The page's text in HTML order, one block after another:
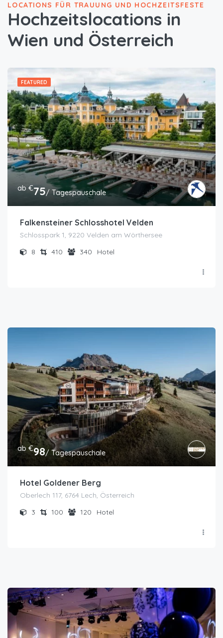
LOCATIONS FÜR TRAUUNG UND HOCHZEITSFESTE
Hochzeitslocations in
Wien und Österreich
FEATURED
ab €75/ Tagespauschale
Falkensteiner Schlosshotel Velden
Schlosspark 1, 9220 Velden am Wörthersee
8
410 340 Hotel
ab €98/ Tagespauschale
Hotel Goldener Berg
Oberlech 117, 6764 Lech, Österreich
3
100 120 Hotel